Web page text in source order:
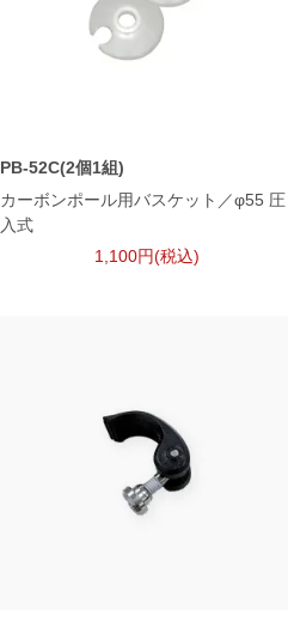
PB-52C(2個1組)
カーボンポール用バスケット／φ55 圧
入式
1,100円(税込)